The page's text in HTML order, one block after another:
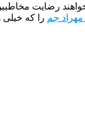
رضایت
جم را که